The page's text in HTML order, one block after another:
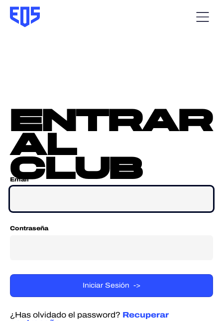
entrar
al
club
Email
Contraseña
¿Has olvidado el password? Recuperar